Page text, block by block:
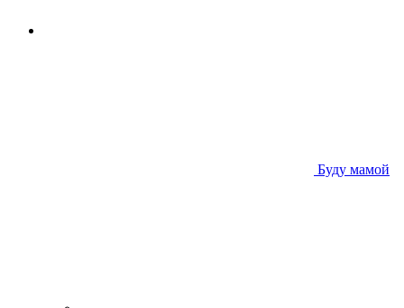
Буду мамой